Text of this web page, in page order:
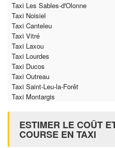
Taxi Les Sables-d'Olonne
Taxi Noisiel
Taxi Canteleu
Taxi Vitré
Taxi Laxou
Taxi Lourdes
Taxi Ducos
Taxi Outreau
Taxi Saint-Leu-la-Forêt
Taxi Montargis
ESTIMER LE COÛT
COURSE EN TAXI